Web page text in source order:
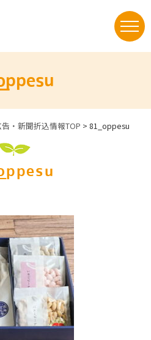
・新聞折込情報TOP >81_oppesu